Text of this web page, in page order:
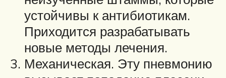
устойчивы к антибиотикам.
Приходится разрабатывать
новые методы лечения.
Механическая. Эту пневмонию